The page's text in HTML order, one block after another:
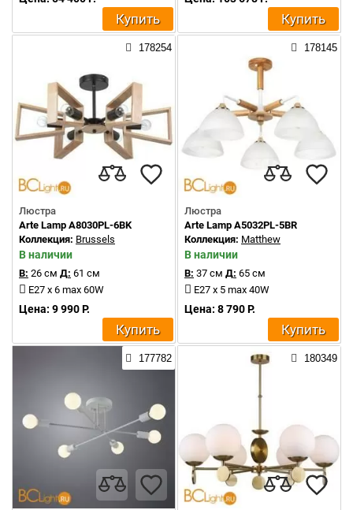
Купить Купить
178254
Люстра
Arte Lamp A8030PL-6BK
Коллекция: Brussels
В наличии
В: 26 см Д: 61 см
E27 x 6 max 60W
Цена: 9 990 Р.
Купить
178145
Люстра
Arte Lamp A5032PL-5BR
Коллекция: Matthew
В наличии
В: 37 см Д: 65 см
E27 x 5 max 40W
Цена: 8 790 Р.
Купить
177782 180349